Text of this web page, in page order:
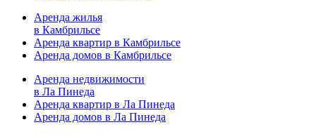
Аренда жилья
в Камбрильсе
Аренда квартир в Камбрильсе
Аренда домов в Камбрильсе
Аренда недвижимости
в Ла Пинеда
Аренда квартир в Ла Пинеда
Аренда домов в Ла Пинеда